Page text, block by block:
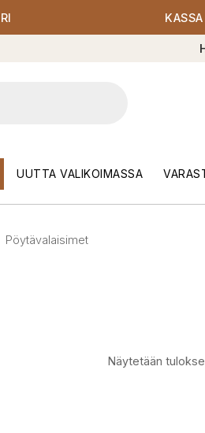
KASSA
UUTTA VALIKOIMASSA
Pöytävalaisimet
Näytetään